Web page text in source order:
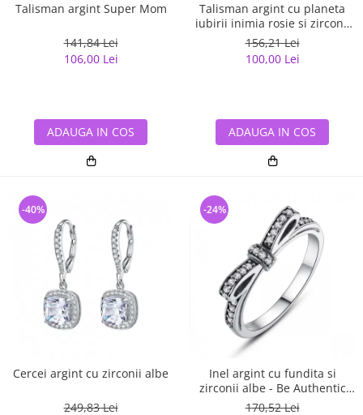
Talisman argint Super Mom
141,84 Lei
106,00 Lei
ADAUGA IN COS
Talisman argint cu planeta
iubirii inimia rosie si zirconii
albe
156,21 Lei
100,00 Lei
ADAUGA IN COS
Cercei argint cu zirconii albe
249,83 Lei
-40%
Inel argint cu fundita si
zirconii albe - Be Authentic
IST0007
170,52 Lei
-24%